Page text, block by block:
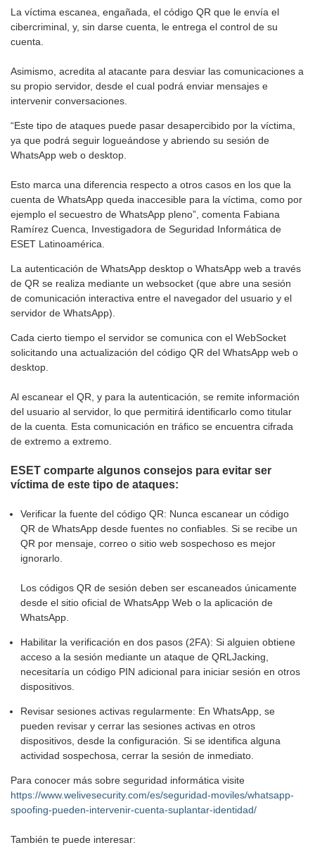
La víctima escanea, engañada, el código QR que le envía el
cibercriminal, y, sin darse cuenta, le entrega el control de su
cuenta.
Asimismo, acredita al atacante para desviar las comunicaciones a
su propio servidor, desde el cual podrá enviar mensajes e
intervenir conversaciones.
“Este tipo de ataques puede pasar desapercibido por la víctima,
ya que podrá seguir logueándose y abriendo su sesión de
WhatsApp web o desktop.
Esto marca una diferencia respecto a otros casos en los que la
cuenta de WhatsApp queda inaccesible para la víctima, como por
ejemplo el secuestro de WhatsApp pleno”, comenta Fabiana
Ramírez Cuenca, Investigadora de Seguridad Informática de
ESET Latinoamérica.
La autenticación de WhatsApp desktop o WhatsApp web a través
de QR se realiza mediante un websocket (que abre una sesión
de comunicación interactiva entre el navegador del usuario y el
servidor de WhatsApp).
Cada cierto tiempo el servidor se comunica con el WebSocket
solicitando una actualización del código QR del WhatsApp web o
desktop.
Al escanear el QR, y para la autenticación, se remite información
del usuario al servidor, lo que permitirá identificarlo como titular
de la cuenta. Esta comunicación en tráfico se encuentra cifrada
de extremo a extremo.
ESET comparte algunos consejos para evitar ser
víctima de este tipo de ataques:
Verificar la fuente del código QR: Nunca escanear un código
QR de WhatsApp desde fuentes no confiables. Si se recibe un
QR por mensaje, correo o sitio web sospechoso es mejor
ignorarlo.
Los códigos QR de sesión deben ser escaneados únicamente
desde el sitio oficial de WhatsApp Web o la aplicación de
WhatsApp.
Habilitar la verificación en dos pasos (2FA): Si alguien obtiene
acceso a la sesión mediante un ataque de QRLJacking,
necesitaría un código PIN adicional para iniciar sesión en otros
dispositivos.
Revisar sesiones activas regularmente: En WhatsApp, se
pueden revisar y cerrar las sesiones activas en otros
dispositivos, desde la configuración. Si se identifica alguna
actividad sospechosa, cerrar la sesión de inmediato.
Para conocer más sobre seguridad informática visite
https://www.welivesecurity.com/es/seguridad-moviles/whatsapp-
spoofing-pueden-intervenir-cuenta-suplantar-identidad/
También te puede interesar: